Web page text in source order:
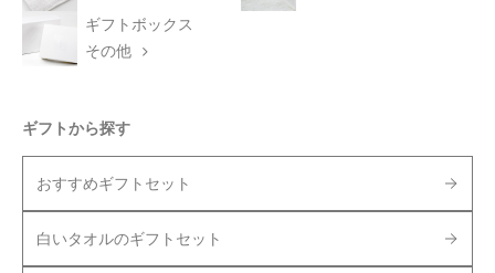
ギフトボックス
その他
ギフトから探す
おすすめギフトセット
白いタオルのギフトセット